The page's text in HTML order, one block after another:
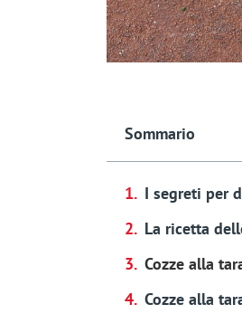
Sommario
I segreti per
La ricetta
Cozze alla
Cozze alla